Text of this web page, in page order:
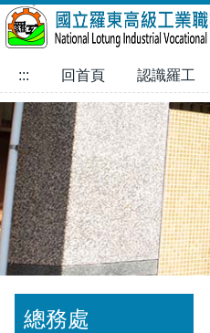
::: 回首頁 認識羅工
總務處